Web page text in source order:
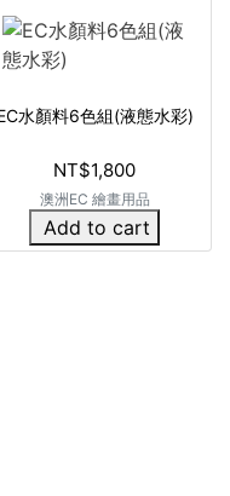
水顏料6色組(液態水彩)
NT$1,800
澳洲EC 繪畫用品
Add to cart